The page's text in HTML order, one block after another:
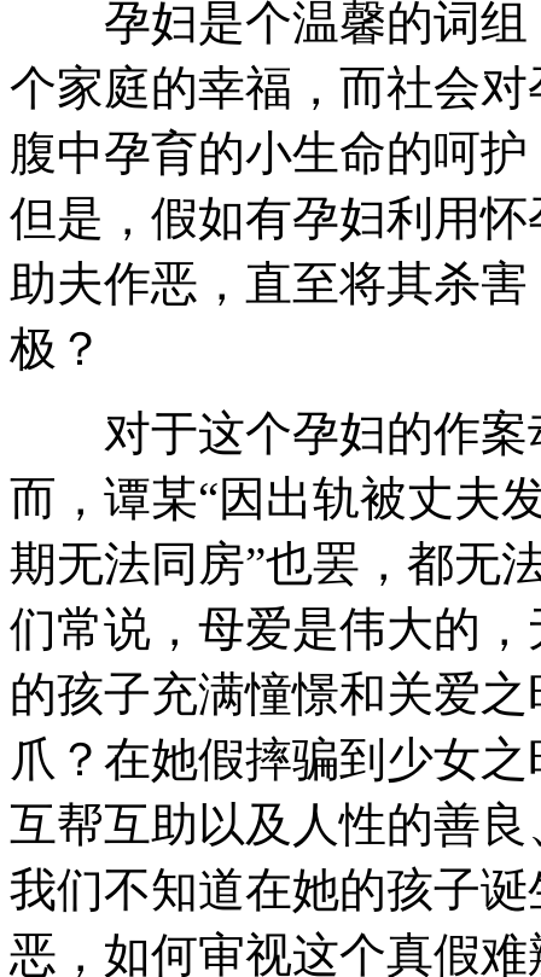
孕妇是个温馨的词组
个家庭的幸福，而社会
腹中孕育的小生命的呵
但是，假如有孕妇利用
助夫作恶，直至将其杀
极？
对于这个孕妇的作案
而，谭某“因出轨被丈夫
期无法同房”也罢，都无
们常说，母爱是伟大的
的孩子充满憧憬和关爱
爪？在她假摔骗到少女
互帮互助以及人性的善
我们不知道在她的孩子
恶，如何审视这个真假